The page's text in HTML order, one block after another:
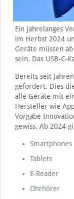
Ein jahrelanges
im Herbst 2024
Geräte müssen
sein. Das USB-C-
Bereits seit
gefordert. Dies
alle Geräte mit
Hersteller wie
Vorgabe
gewiss. Ab 2024
Smartphones
Tablets
E-Reader
Ohrhörer